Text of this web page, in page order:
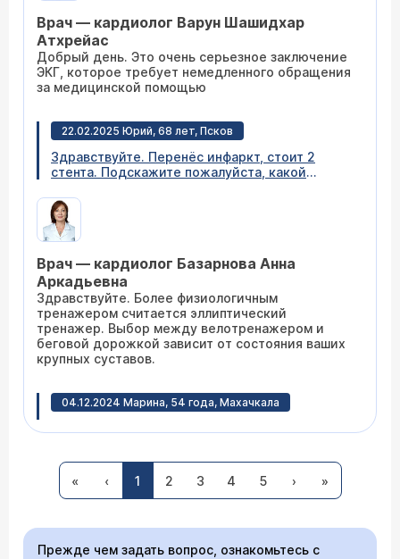
что значит. Заранее благодарю за ответ.
Врач — кардиолог Варун Шашидхар
Атхрейас
Добрый день. Это очень серьезное заключение
ЭКГ, которое требует немедленного обращения
за медицинской помощью
22.02.2025 Юрий, 68 лет, Псков
Здравствуйте. Перенёс инфаркт, стоит 2
стента. Подскажите пожалуйста, какой
велотренажер или беговая дорожка?
Врач — кардиолог Базарнова Анна
Аркадьевна
Здравствуйте. Более физиологичным
тренажером считается эллиптический
тренажер. Выбор между велотренажером и
беговой дорожкой зависит от состояния ваших
крупных суставов.
04.12.2024 Марина, 54 года, Махачкала
мерцательная аритмия (пульс 65-110)
периодами по 2-3 дня, потом пульс снижается
до 42-45 (2-3 дня) и снова срывается на МА.
По жизни норма для него - брадикардия,
часто не ощущает вовсе, контролируем
Аркадьевна
« ‹ 1 2 3 4 5 › »
Прежде чем задать вопрос, ознакомьтесь с